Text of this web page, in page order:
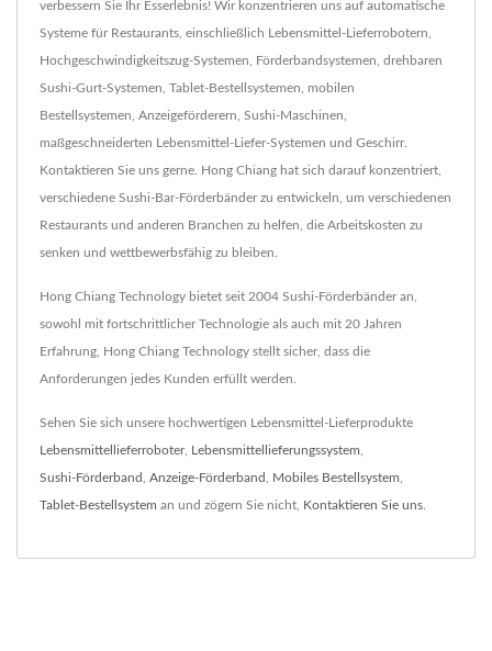
verbessern Sie Ihr Esserlebnis! Wir konzentrieren uns auf automatische
Systeme für Restaurants, einschließlich Lebensmittel-Lieferrobotern,
Hochgeschwindigkeitszug-Systemen, Förderbandsystemen, drehbaren
Sushi-Gurt-Systemen, Tablet-Bestellsystemen, mobilen
Bestellsystemen, Anzeigeförderern, Sushi-Maschinen,
maßgeschneiderten Lebensmittel-Liefer-Systemen und Geschirr.
Kontaktieren Sie uns gerne. Hong Chiang hat sich darauf konzentriert,
verschiedene Sushi-Bar-Förderbänder zu entwickeln, um verschiedenen
Restaurants und anderen Branchen zu helfen, die Arbeitskosten zu
senken und wettbewerbsfähig zu bleiben.
Hong Chiang Technology bietet seit 2004 Sushi-Förderbänder an,
sowohl mit fortschrittlicher Technologie als auch mit 20 Jahren
Erfahrung, Hong Chiang Technology stellt sicher, dass die
Anforderungen jedes Kunden erfüllt werden.
Sehen Sie sich unsere hochwertigen Lebensmittel-Lieferprodukte
Lebensmittellieferroboter, Lebensmittellieferungssystem
Sushi-Förderband Anzeige-Förderband Mobiles Bestellsystem
Tablet-Bestellsystem an und zögern Sie nicht, Kontaktieren Sie uns